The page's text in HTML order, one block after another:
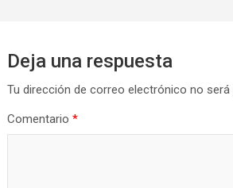
Deja una respuesta
Tu dirección de correo electrónico no será
Comentario *